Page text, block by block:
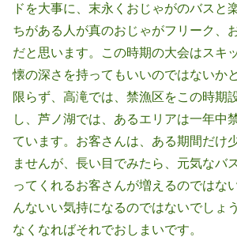
ドを大事に、末永くおじゃがのバスと
ちがある人が真のおじゃがフリーク、
だと思います。この時期の大会はスキ
懐の深さを持ってもいいのではないか
限らず、高滝では、禁漁区をこの時期
し、芦ノ湖では、あるエリアは一年中
ています。お客さんは、ある期間だけ
ませんが、長い目でみたら、元気なバ
ってくれるお客さんが増えるのではな
んないい気持になるのではないでしょ
なくなればそれでおしまいです。